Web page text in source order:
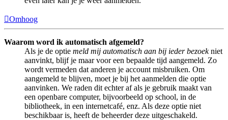
Omhoog
Waarom word ik automatisch afgemeld?
Als je de optie meld mij automatisch aan bij ieder bezoekniet
aanvinkt, blijf je maar voor een bepaalde tijd aangemeld. Zo
wordt vermeden dat anderen je account misbruiken. Om
aangemeld te blijven, moet je bij het aanmelden die optie
aanvinken. We raden dit echter af als je gebruik maakt van
een openbare computer, bijvoorbeeld op school, in de
bibliotheek, in een internetcafé, enz. Als deze optie niet
beschikbaar is, heeft de beheerder deze uitgeschakeld.